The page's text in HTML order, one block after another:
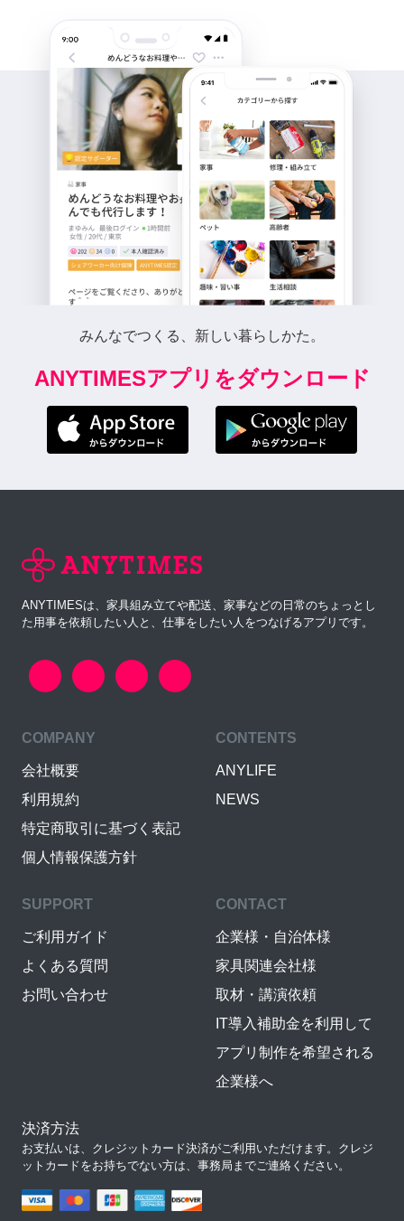
みんなでつくる、新しい暮らしかた。
ANYTIMESアプリをダウンロード
ANYTIMESは、家具組み立てや配送、家事などの日常のちょっとし
た用事を依頼したい人と、仕事をしたい人をつなげるアプリです。
COMPANY
会社概要
利用規約
特定商取引に基づく表記
個人情報保護方針
CONTENTS
ANYLIFE
NEWS
SUPPORT
ご利用ガイド
よくある質問
お問い合わせ
CONTACT
企業様・自治体様
家具関連会社様
取材・講演依頼
IT導入補助金を利用して
アプリ制作を希望される
企業様へ
決済方法
お支払いは、クレジットカード決済がご利用いただけます。クレジ
ットカードをお持ちでない方は、事務局までご連絡ください。